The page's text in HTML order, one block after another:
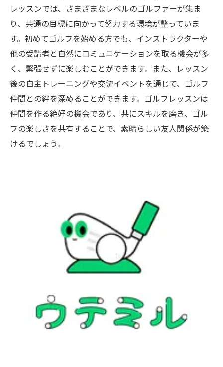
レッスンでは、さまざまなレベルのゴルファーが集ま
り、共通の目標に向かって努力する環境が整っていま
す。初めてゴルフを始める方でも、インストラクターや
他の受講者と自然にコミュニケーションを取る機会が多
く、緊張せずに楽しむことができます。また、レッスン
後の自主トレーニングや交流イベントを通じて、ゴルフ
仲間との絆を深めることができます。ゴルフレッスンは
仲間を作る絶好の機会であり、共にスキルを磨き、ゴル
フの楽しさを共有することで、素晴らしい友人関係が築
けるでしょう。